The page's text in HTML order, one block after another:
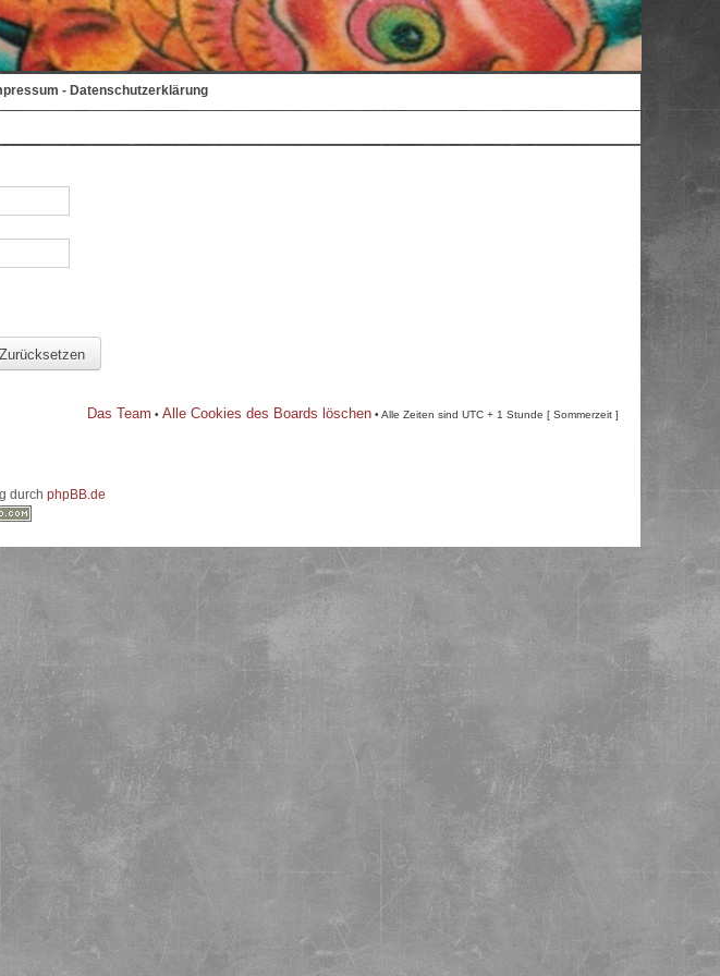
- Datenschutzerklärung
Das Team • Alle Cookies des Boards löschen • Alle Zeiten sind UTC + 1 Stunde [ Sommerzeit ]
durch phpBB.de